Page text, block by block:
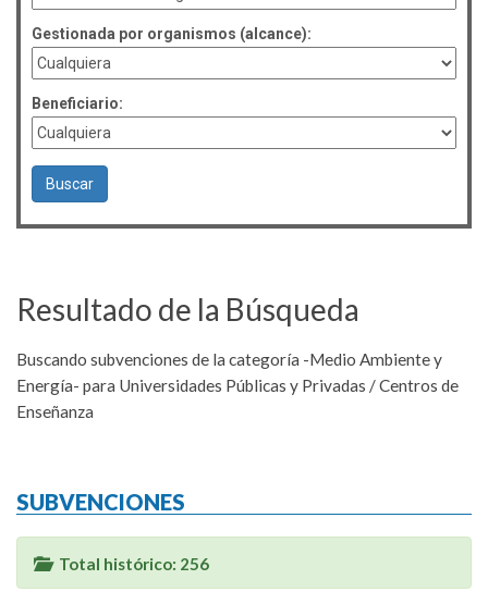
Gestionada por organismos (alcance):
Beneficiario:
Resultado de la Búsqueda
Buscando subvenciones de la categoría -Medio Ambiente y
Energía- para Universidades Públicas y Privadas / Centros de
Enseñanza
SUBVENCIONES
Total histórico: 256